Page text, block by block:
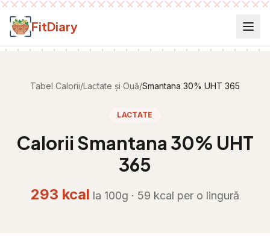
Salt la conținut
FitDiary
Tabel Calorii/Lactate și Ouă/Smantana 30% UHT 365
LACTATE
Calorii Smantana 30% UHT
365
293 kcal la 100g · 59 kcal per o lingură